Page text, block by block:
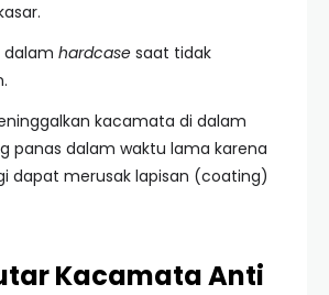
dalam hardcase saat tidak
kacamata di dalam
panas dalam waktu lama karena
dapat merusak lapisan (coating)
Kacamata Anti